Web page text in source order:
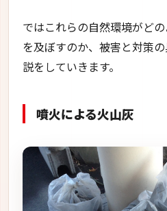
ではこれらの自然環境がど
を及ぼすのか、被害と対策
説をしていきます。
噴火による火山灰